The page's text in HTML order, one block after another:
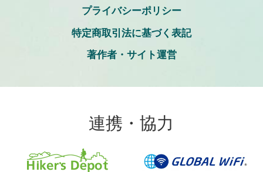
プライバシーポリシー
特定商取引法に基づく表記
著作者・サイト運営
連携・協力